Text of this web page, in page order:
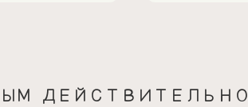
ДЕЙСТВИТЕЛЬНО